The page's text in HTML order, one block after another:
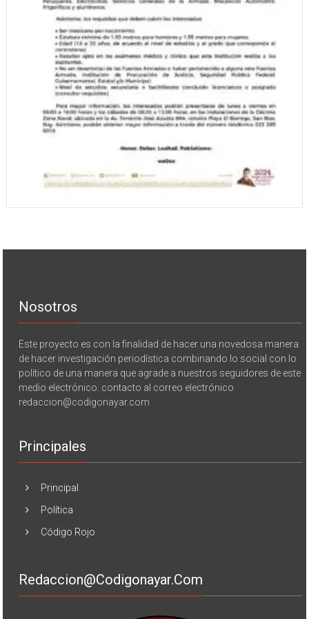
Nosotros
Este proyecto es con la finalidad de hacer una novedosa manera
de hacer investigación periodística combinando lo social con lo
político de una manera que agrade a nuestros seguidores de este
medio electrónico. contacto al correo electrónico
redaccion@codigonayar.com
Principales
Principal
Política
Código Rojo
Redaccion@codigonayar.com